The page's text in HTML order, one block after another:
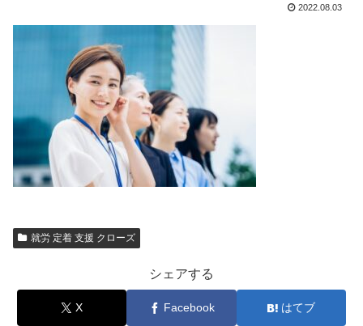
2022.08.03
就労 定着 支援 クローズ
シェアする
X Facebook はてブ